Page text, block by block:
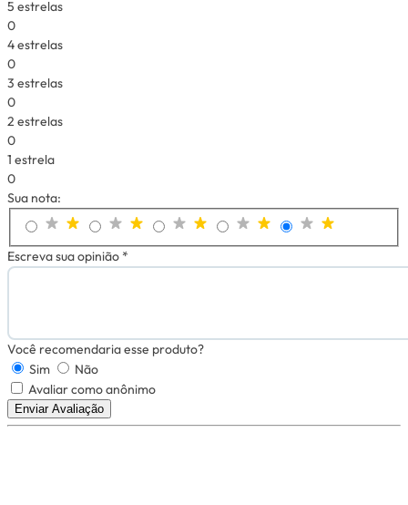
5 estrelas
0
4 estrelas
0
3 estrelas
0
2 estrelas
0
1 estrela
0
Sua nota:
Escreva sua opinião *
Você recomendaria esse produto?
Sim
Não
Avaliar como anônimo
Enviar Avaliação